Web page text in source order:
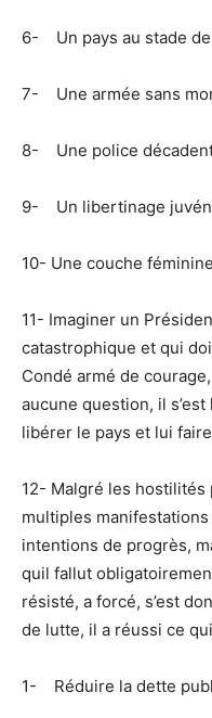
6- Un pays au stade
7- Une armée sans
8- Une police
9- Un libertinage
10- Une couche
11- Imaginer un
catastrophique et qui
Condé armé de
aucune question, il
libérer le pays et lui
12- Malgré les
multiples
intentions de progrès,
quil fallut
résisté, a forcé, s’est
de lutte, il a réussi ce
1- Réduire la dette